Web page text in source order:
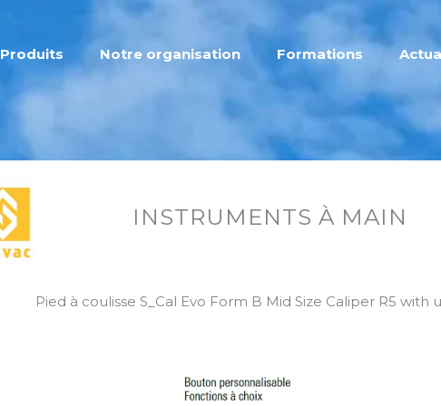
Produits Notre organisation Formations
INSTRUMENTS À MAIN
Pied à coulisse S_Cal Evo Form B Mid Size Caliper R5 with